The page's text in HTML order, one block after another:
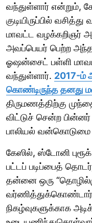
வந்துள்ளார் என்றும்,
குடியிருப்பில்
மாவட்ட வழக்கறிஞர்
அவப்பெயர் பெற்ற அந்த
ஓஷன்சைட் பள்ளி
வந்துள்ளார். 2017-ம்
கொண்டிருந்த தனது
திருமணத்திற்கு
விட்டுச் சென்ற
பாலியல் வன்கொடுமை
கேஸில், ஸ்டோனி
பட்டப் படிப்பைத்
தன்னை ஒரு
நிகழ்வுகளுக்காக